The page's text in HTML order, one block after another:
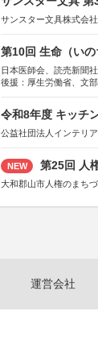
サンスター文具株式会社
第10回 生命（い
日本医師会、読売新聞社
後援：厚生労働省、文
令和8年度 キッチ
公益社団法人インテリ
NEW 第25回 人
大和郡山市人権のまち
運営会社